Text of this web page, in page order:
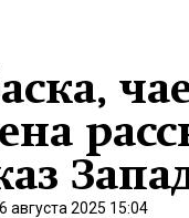
августа 2025 15:04